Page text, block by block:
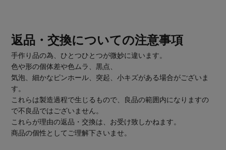
返品・交換についての注意事項
手作り品の為、ひとつひとつが微妙に違います。
色や形の個体差や色ムラ、黒点、
気泡、細かなピンホール、突起、小キズがある場合がございま
す。
これらは製造過程で生じるもので、良品の範囲内になりますの
で不良品ではございません。
これらが理由の返品・交換は、お受け致しかねます。
商品の個性としてご理解下さいませ。